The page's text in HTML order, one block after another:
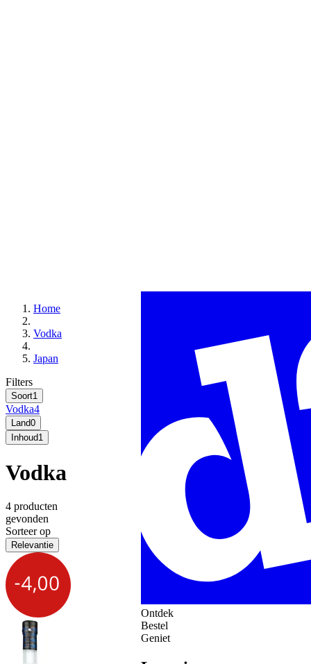
Home
Vodka
Japan
Filters
Soort1
Vodka4
Land0
Inhoud1
Vodka
4 producten
gevonden
Sorteer op
Relevantie
Ontdek
Bestel
Geniet